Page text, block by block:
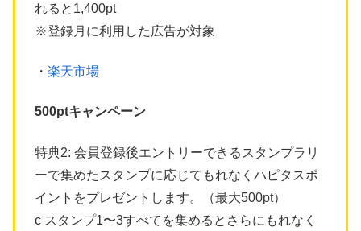
れると1,400pt
※登録月に利用した広告が対象
・ 楽天市場
500ptキャンペーン
特典2: 会員登録後エントリーできるスタンプラリ
ーで集めたスタンプに応じてもれなくハピタスポ
イントをプレゼントします。（最大500pt）
c スタンプ1〜3すべてを集めるとさらにもれなく